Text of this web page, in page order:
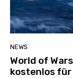
NEWS
World of
kostenlos